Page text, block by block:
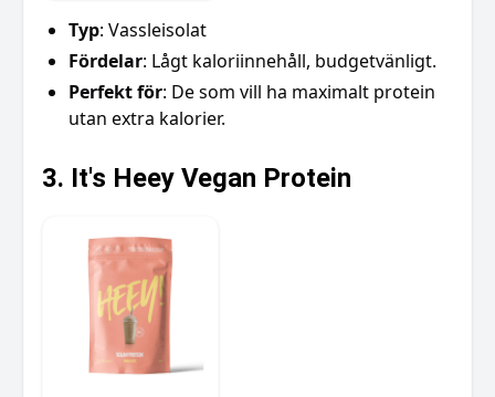
Typ: Vassleisolat
Fördelar: Lågt kaloriinnehåll, budgetvänligt.
Perfekt för: De som vill ha maximalt protein
utan extra kalorier.
3. It's Heey Vegan Protein